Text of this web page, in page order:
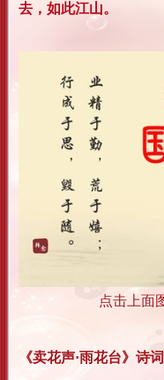
去，如此江山。
点击上面
《卖花声·雨花台》诗